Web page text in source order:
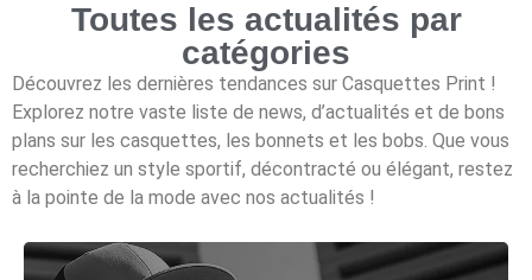
Toutes les actualités par
catégories
Découvrez les dernières tendances sur Casquettes Print !
Explorez notre vaste liste de news, d’actualités et de bons
plans sur les casquettes, les bonnets et les bobs. Que vous
recherchiez un style sportif, décontracté ou élégant, restez
à la pointe de la mode avec nos actualités !